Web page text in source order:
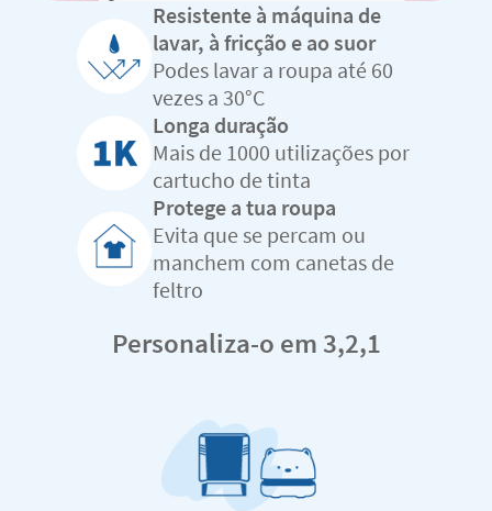
Resistente à máquina de
lavar, à fricção e ao suor
Podes lavar a roupa até 60
vezes a 30°C
Longa duração
Mais de 1000 utilizações por
cartucho de tinta
Protege a tua roupa
Evita que se percam ou
manchem com canetas de
feltro
Personaliza-o em 3,2,1